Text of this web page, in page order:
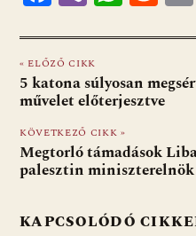
e
b
o
o
k
er at
s
A
p
p
d
di
t
« ELŐZŐ CIKK
5 katona súlyosan
művelet előterjesztve
KÖVETKEZŐ CIKK »
Megtorló támadások
palesztin miniszterelnök
KAPCSOLÓDÓ